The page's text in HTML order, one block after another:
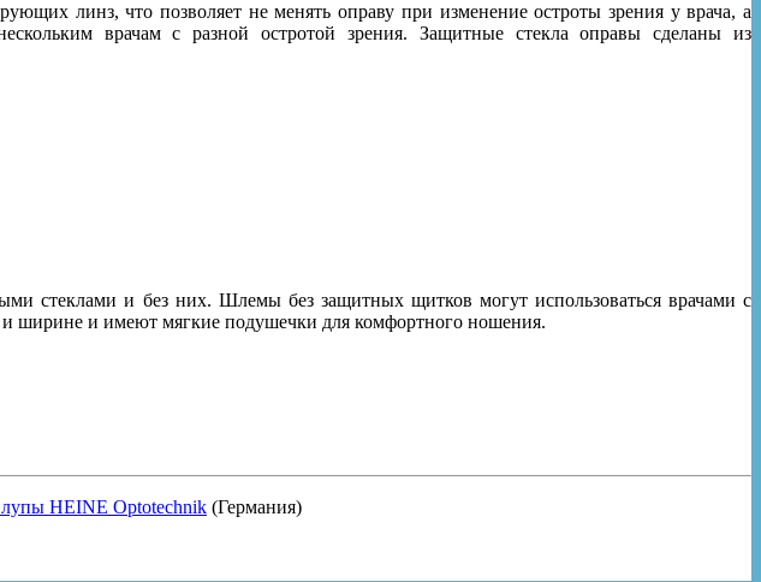
линз, что позволяет не менять оправу при изменение остроты зрения у врача, а
врачам с разной остротой зрения. Защитные стекла оправы сделаны из
стеклами и без них. Шлемы без защитных щитков могут использоваться врачами с
ширине и имеют мягкие подушечки для комфортного ношения.
HEINE Optotechnik (Германия)